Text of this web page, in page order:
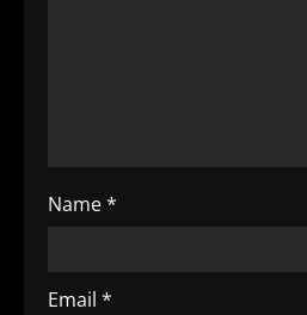
i
n
g
Name*
Email *